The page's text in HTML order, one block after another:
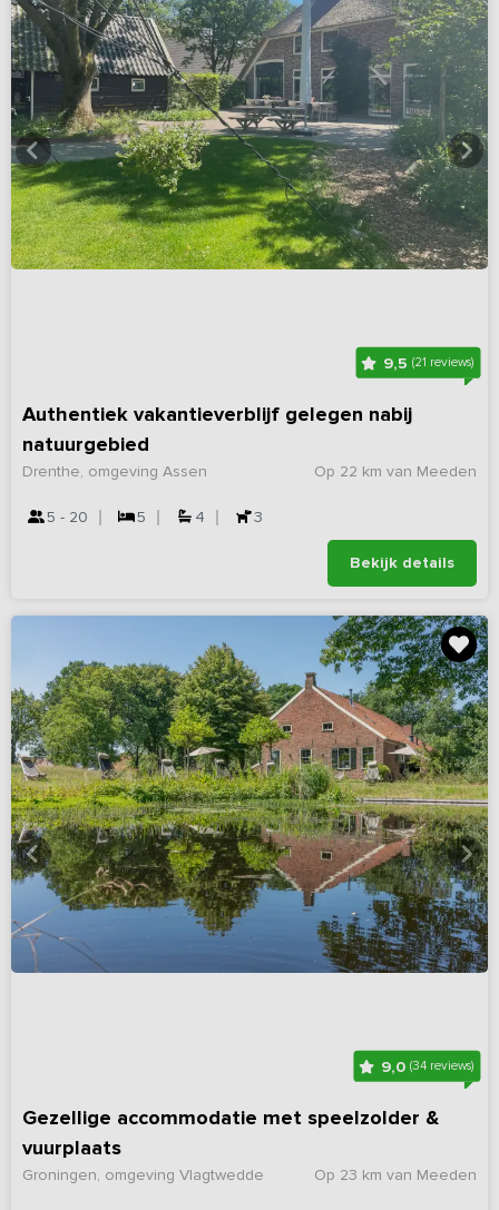
9,5(21 reviews)
Authentiek vakantieverblijf gelegen nabij
natuurgebied
Op 22 km van Meeden
Drenthe, omgeving Assen
5 - 20 5 4 3
Bekijk details
9,0(34 reviews)
Gezellige accommodatie met speelzolder &
vuurplaats
Op 23 km van Meeden
Groningen, omgeving Vlagtwedde